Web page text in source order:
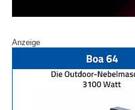
Anzeige